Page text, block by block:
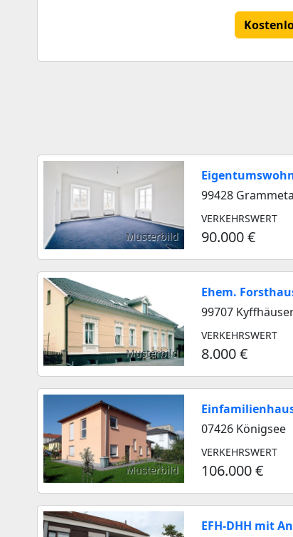
Musterbild
99428
VERKEHRSWERT
90.000 €
Musterbild
Ehem.
99707
VERKEHRSWERT
8.000 €
Musterbild
07426 Königsee
VERKEHRSWERT
106.000 €
EFH-DHH mit